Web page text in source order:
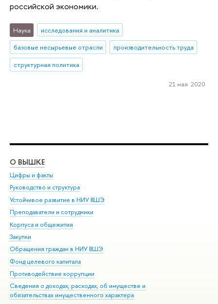
российской экономики.
Наука
исследования и аналитика
базовые несырьевые отрасли
производительность труда
структурная политика
21 мая 2020
О ВЫШКЕ
Цифры и факты
Руководство и структура
Устойчивое развитие в НИУ ВШЭ
Преподаватели и сотрудники
Корпуса и общежития
Закупки
Обращения граждан в НИУ ВШЭ
Фонд целевого капитала
Противодействие коррупции
Сведения о доходах, расходах, об имуществе и
обязательствах имущественного характера